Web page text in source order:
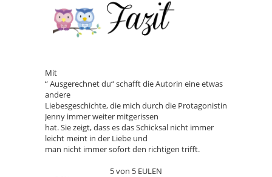
Mit
“ Ausgerechnet du“ schafft die Autorin eine etwas
andere
Liebesgeschichte, die mich durch die Protagonistin
Jenny immer weiter mitgerissen
hat. Sie zeigt, dass es das Schicksal nicht immer
leicht meint in der Liebe und
man nicht immer sofort den richtigen trifft.
5 von 5 EULEN